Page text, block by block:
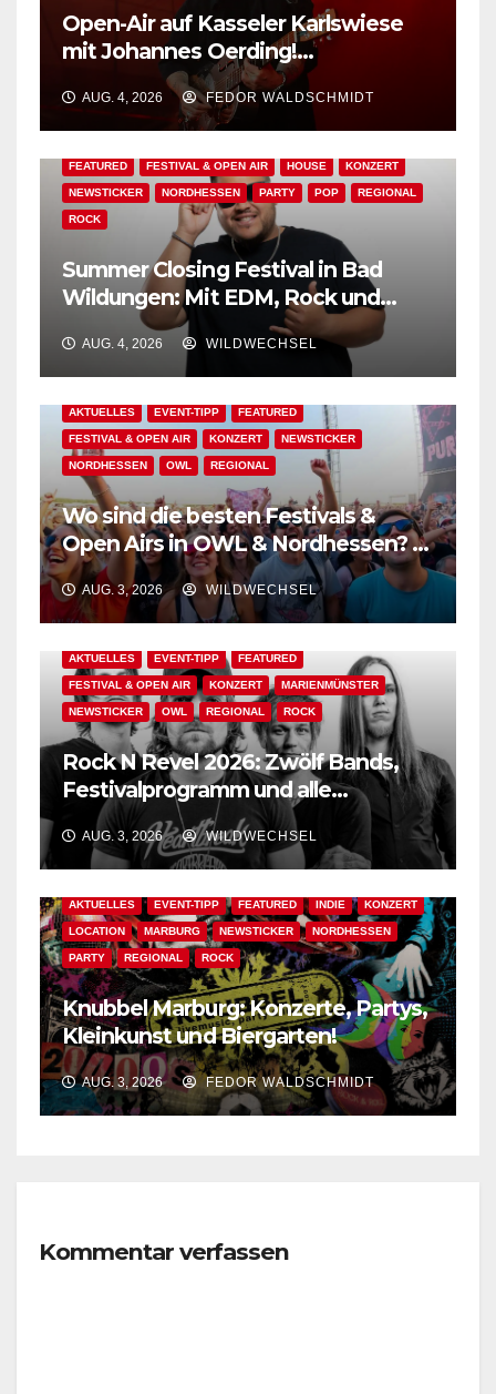
Open-Air auf Kasseler Karlswiese
mit Johannes Oerding!
Zusatzkontingent an Tickets
erhältlich!
AUG. 4, 2026 FEDOR WALDSCHMIDT
FEATURED FESTIVAL & OPEN AIR HOUSE KONZERT
NEWSTICKER NORDHESSEN PARTY POP REGIONAL
ROCK
Summer Closing Festival in Bad
Wildungen: Mit EDM, Rock und
Festivalflair klingt der Sommer aus!
AUG. 4, 2026 WILDWECHSEL
AKTUELLES EVENT-TIPP FEATURED
FESTIVAL & OPEN AIR KONZERT NEWSTICKER
NORDHESSEN OWL REGIONAL
Wo sind die besten Festivals &
Open Airs in OWL & Nordhessen? –
Der Ww-Festival-Planer!
AUG. 3, 2026 WILDWECHSEL
AKTUELLES EVENT-TIPP FEATURED
FESTIVAL & OPEN AIR KONZERT MARIENMÜNSTER
NEWSTICKER OWL REGIONAL ROCK
Rock N Revel 2026: Zwölf Bands,
Festivalprogramm und alle
wichtigen Informationen!
AUG. 3, 2026 WILDWECHSEL
AKTUELLES EVENT-TIPP FEATURED INDIE KONZERT
LOCATION MARBURG NEWSTICKER NORDHESSEN
PARTY REGIONAL ROCK
Knubbel Marburg: Konzerte, Partys,
Kleinkunst und Biergarten!
AUG. 3, 2026 FEDOR WALDSCHMIDT
Kommentar verfassen